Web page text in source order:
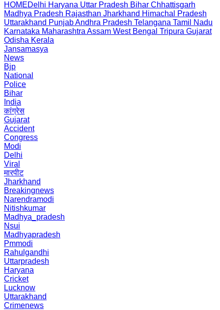
HOMEDelhi Haryana Uttar Pradesh Bihar Chhattisgarh
Madhya Pradesh Rajasthan Jharkhand Himachal Pradesh
Uttarakhand PunjabAndhra Pradesh Telangana Tamil Nadu
Karnataka Maharashtra Assam West Bengal Tripura Gujarat
Odisha Kerala
Jansamasya
News
Bjp
National
Police
Bihar
India
कांग्रेस
Gujarat
Accident
Congress
Modi
Delhi
Viral
मारपीट
Jharkhand
Breakingnews
Narendramodi
Nitishkumar
Madhya_pradesh
Nsui
Madhyapradesh
Pmmodi
Rahulgandhi
Uttarpradesh
Haryana
Cricket
Lucknow
Uttarakhand
Crimenews